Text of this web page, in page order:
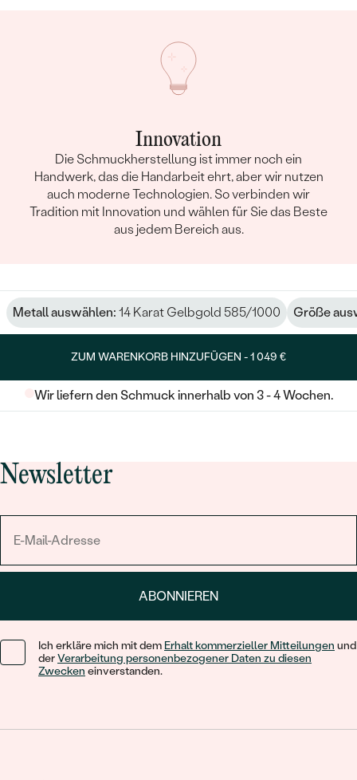
Innovation
Die Schmuckherstellung ist immer noch ein
Handwerk, das die Handarbeit ehrt, aber wir nutzen
auch moderne Technologien. So verbinden wir
Tradition mit Innovation und wählen für Sie das Beste
aus jedem Bereich aus.
Metall auswählen: 14 Karat Gelbgold 585/1000 Größe
ZUM WARENKORB HINZUFÜGEN -1 049 €
Wir liefern den Schmuck innerhalb von 3 - 4 Wochen.
Newsletter
ABONNIEREN
Ich erkläre mich mit dem Erhalt kommerzieller Mitteilungen und
derVerarbeitung personenbezogener Daten zu diesen
Zwecken einverstanden.